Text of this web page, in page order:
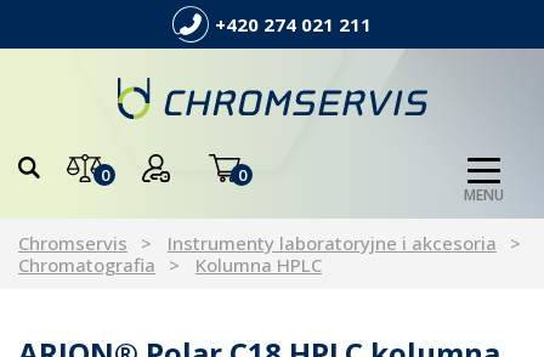
+420 274 021 211
0 0
MENU
Chromservis
Instrumenty laboratoryjne i akcesoria
Chromatografia
Kolumna HPLC